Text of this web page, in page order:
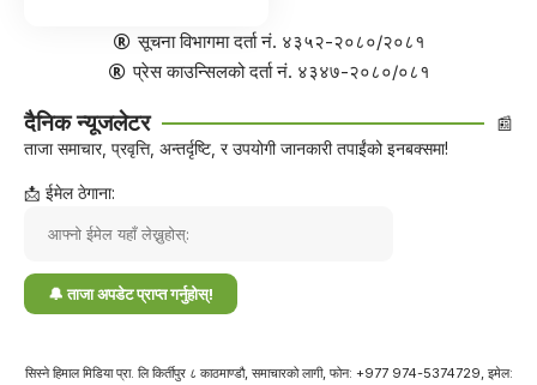
सूचना विभागमा दर्ता नं. ४३५२-२०८०/२०८१
प्रेस काउन्सिलको दर्ता नं. ४३४७-२०८०/०८१
दैनिक न्यूजलेटर 📰
ताजा समाचार, प्रवृत्ति, अन्तर्दृष्टि, र उपयोगी जानकारी तपाईंको इनबक्समा!
📩 ईमेल ठेगाना:
सिस्ने हिमाल मिडिया प्रा. लि किर्तीपुर ८ काठमाण्डौ, समाचारको लागी, फोन: +977 974-5374729, इमेल: